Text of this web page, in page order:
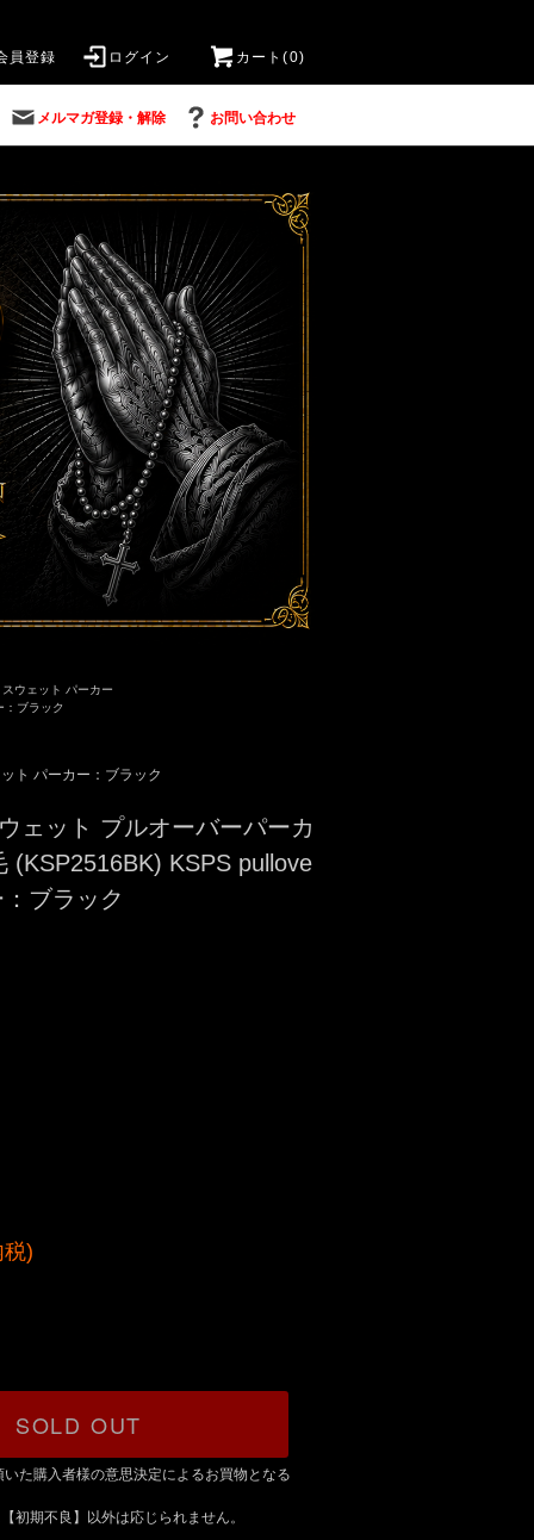
員登録 ログイン カート(0)
メルマガ登録・解除 お問い合わせ
スウェット パーカー
：ブラック
ト パーカー：ブラック
ェット プルオーバーパーカ
(KSP2516BK) KSPS pullove
ブラック
)
SOLD OUT
た購入者様の意思決定によるお買物となる
初期不良】以外は応じられません。